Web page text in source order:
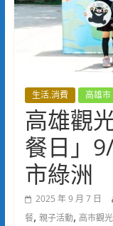
生活.消費 高雄市
高雄觀
餐日」
市綠洲
2025 年 9 月 7 日
餐, 親子活動, 高市觀